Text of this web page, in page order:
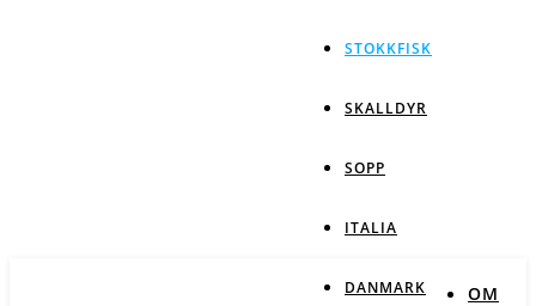
STOKKFISK
SKALLDYR
SOPP
ITALIA
DANMARK OM